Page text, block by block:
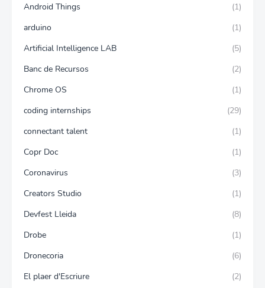
Android Things
(1)
arduino
(1)
Artificial Intelligence LAB
(5)
Banc de Recursos
(2)
Chrome OS
(1)
coding internships
(29)
connectant talent
(1)
Copr Doc
(1)
Coronavirus
(3)
Creators Studio
(1)
Devfest Lleida
(8)
Drobe
(1)
Dronecoria
(6)
El plaer d'Escriure
(2)